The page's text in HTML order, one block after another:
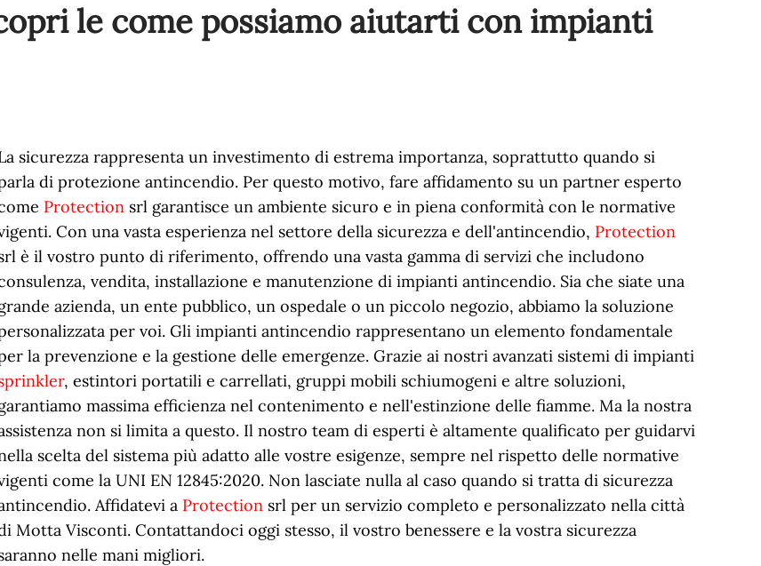
le come possiamo aiutarti con impianti
sicurezza rappresenta un investimento di estrema importanza, soprattutto quando si
di protezione antincendio. Per questo motivo, fare affidamento su un partner esperto
Protection srl garantisce un ambiente sicuro e in piena conformità con le normative
Con una vasta esperienza nel settore della sicurezza e dell'antincendio, Protection
è il vostro punto di riferimento, offrendo una vasta gamma di servizi che includono
vendita, installazione e manutenzione di impianti antincendio. Sia che siate una
azienda, un ente pubblico, un ospedale o un piccolo negozio, abbiamo la soluzione
per voi. Gli impianti antincendio rappresentano un elemento fondamentale
la prevenzione e la gestione delle emergenze. Grazie ai nostri avanzati sistemi di impianti
, estintori portatili e carrellati, gruppi mobili schiumogeni e altre soluzioni,
massima efficienza nel contenimento e nell'estinzione delle fiamme. Ma la nostra
non si limita a questo. Il nostro team di esperti è altamente qualificato per guidarvi
scelta del sistema più adatto alle vostre esigenze, sempre nel rispetto delle normative
come la UNI EN 12845:2020. Non lasciate nulla al caso quando si tratta di sicurezza
Affidatevi a Protection srl per un servizio completo e personalizzato nella città
Motta Visconti. Contattandoci oggi stesso, il vostro benessere e la vostra sicurezza
nelle mani migliori.